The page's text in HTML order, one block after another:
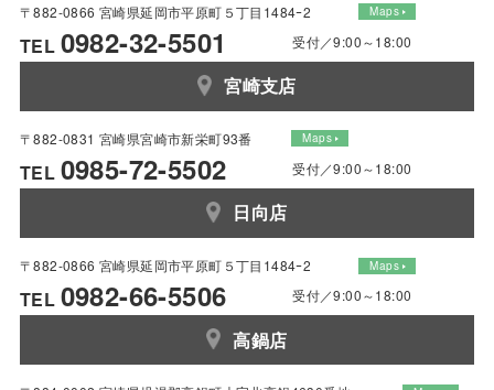
〒882-0866 宮崎県延岡市平原町５丁目1484ｰ2 Maps
TEL 0982-32-5501 受付／9:00～18:00
宮崎支店
〒882-0831 宮崎県宮崎市新栄町93番 Maps
TEL 0985-72-5502 受付／9:00～18:00
日向店
〒882-0866 宮崎県延岡市平原町５丁目1484ｰ2 Maps
TEL 0982-66-5506 受付／9:00～18:00
高鍋店